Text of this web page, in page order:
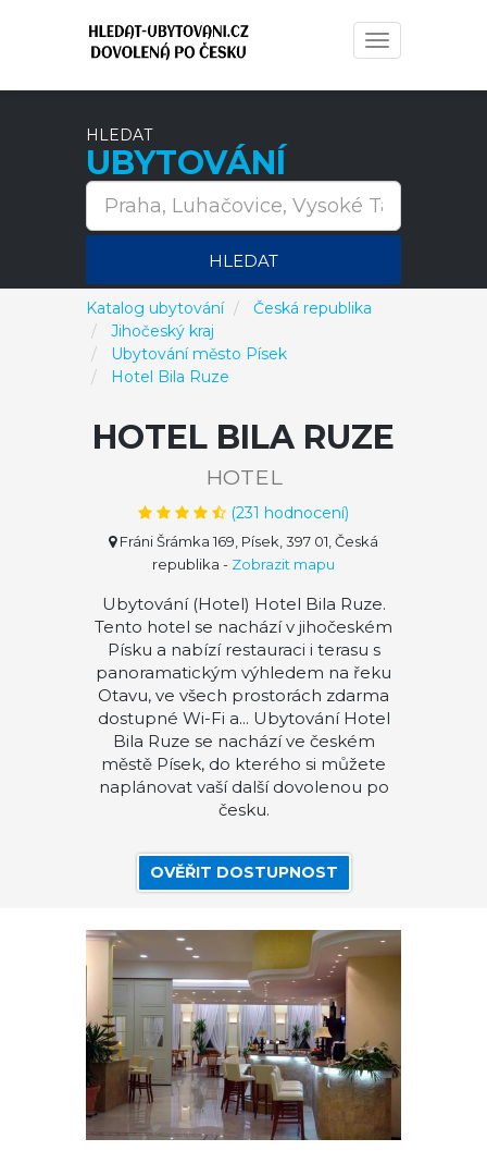
Toggle
navigation
HLEDAT
UBYTOVÁNÍ
HLEDAT
Katalog ubytování
Česká republika
Jihočeský kraj
Ubytování město Písek
Hotel Bila Ruze
HOTEL BILA RUZE
HOTEL
(231 hodnocení)
Fráni Šrámka 169, Písek, 397 01, Česká
republika - Zobrazit mapu
Ubytování (Hotel) Hotel Bila Ruze.
Tento hotel se nachází v jihočeském
Písku a nabízí restauraci i terasu s
panoramatickým výhledem na řeku
Otavu, ve všech prostorách zdarma
dostupné Wi-Fi a... Ubytování Hotel
Bila Ruze se nachází ve českém
městě Písek, do kterého si můžete
naplánovat vaší další dovolenou po
česku.
OVĚŘIT DOSTUPNOST